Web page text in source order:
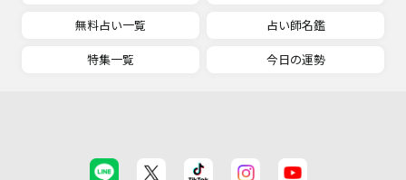
無料占い一覧
占い師名鑑
特集一覧
今日の運勢